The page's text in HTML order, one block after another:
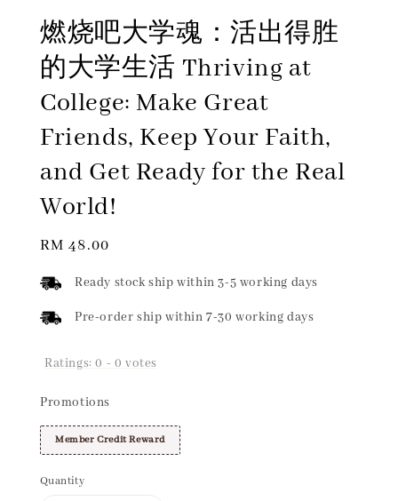
燃烧吧大学魂：活出得胜
的大学生活 Thriving at
College: Make Great
Friends, Keep Your Faith,
and Get Ready for the Real
World!
Regular
RM 48.00
Ready stock ship within 3-5 working days
Pre-order ship within 7-30 working days
Ratings:0 - 0 votes
Promotions
Member Credit Reward
Quantity